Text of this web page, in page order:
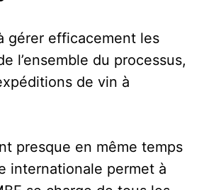
gérer efficacement les
l’ensemble du processus,
de vin à
presque en même temps
internationale permet à